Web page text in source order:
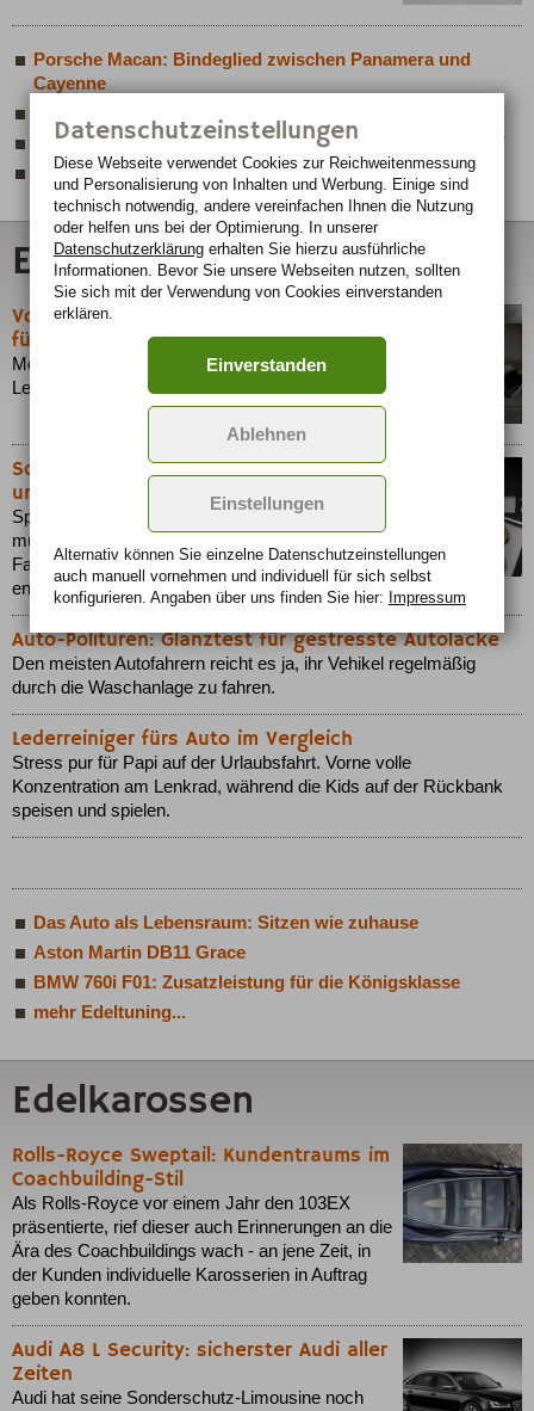
Porsche Macan: Bindeglied zwischen Panamera und
Cayenne
Wohnzimmer im fahrenden Bunker: Conquest Knight XV
mehr Offroad...
Edeltuning
Vom Turbolader bis Chiptuning: Technik
für extra Schub
Moderne Motoren werden immer kleiner, die
Leistungsangaben dafür immer größer.
So wird der Kennzeichenhalter geöffnet
und angebracht
Spätestens wenn Sie einen neuen Wagen fahren,
müssen Sie diesen auf den Namen des aktuellen
Fahrzeughalters anmelden und das
entsprechende Kennzeichen anbringen.
Auto-Polituren: Glanztest für gestresste Autolacke
Den meisten Autofahrern reicht es ja, ihr Vehikel regelmäßig
durch die Waschanlage zu fahren.
Lederreiniger fürs Auto im Vergleich
Stress pur für Papi auf der Urlaubsfahrt. Vorne volle
Konzentration am Lenkrad, während die Kids auf der Rückbank
speisen und spielen.
Das Auto als Lebensraum: Sitzen wie zuhause
Aston Martin DB11 Grace
BMW 760i F01: Zusatzleistung für die Königsklasse
mehr Edeltuning...
Edelkarossen
Rolls-Royce Sweptail: Kundentraums im
Coachbuilding-Stil
Als Rolls-Royce vor einem Jahr den 103EX
präsentierte, rief dieser auch Erinnerungen an die
Ära des Coachbuildings wach - an jene Zeit, in
der Kunden individuelle Karosserien in Auftrag
geben konnten.
Audi A8 L Security: sicherster Audi aller
Zeiten
Audi hat seine Sonderschutz-Limousine noch
Datenschutzeinstellungen
Diese Webseite verwendet Cookies zur Reichweiten­messung
und Personalisierung von Inhalten und Werbung. Einige sind
technisch notwendig, andere vereinfachen Ihnen die Nutzung
oder helfen uns bei der Optimierung. In unserer
Datenschutzerklärungerhalten Sie hierzu ausführliche
Informationen. Bevor Sie unsere Webseiten nutzen, sollten
Sie sich mit der Verwendung von Cookies einverstanden
erklären.
Einverstanden
Ablehnen
Einstellungen
Alternativ können Sie einzelne Datenschutz­ein­stellungen
auch manuell vor­nehmen und indivi­duell für sich selbst
konfigurieren. Angaben über uns finden Sie hier: Impressum